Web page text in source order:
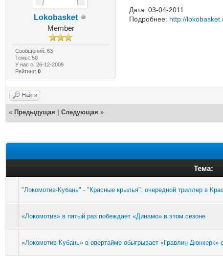
Lokobasket
Member
Сообщений: 63
Темы: 50
У нас с: 26-12-2009
Рейтинг:0
Дата: 03-04-2011
Подробнее: http://
Найти
« Предыдущая Следующая »
Тема:
"Локомотив-Кубань" - "Красные крылья": очередной триллер в
«Локомотив» в пятый раз побеждает «Динамо» в этом сезоне
«Локомотив-Кубань» в овертайме обыгрывает «Гравлин